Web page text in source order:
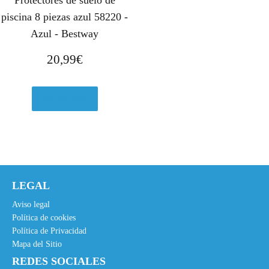
piscina 8 piezas azul 58220 -
Azul - Bestway
20,99€
LEGAL
Aviso legal
Política de cookies
Política de Privacidad
Mapa del Sitio
REDES SOCIALES